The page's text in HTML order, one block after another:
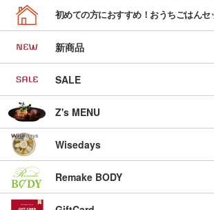
初めての方におすすめ！おうちごはんセ
新商品
SALE
Z's MENU
Wisedays
Remake BODY